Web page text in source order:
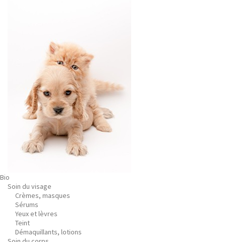
Bio
Soin du visage
Crèmes, masques
Sérums
Yeux et lèvres
Teint
Démaquillants, lotions